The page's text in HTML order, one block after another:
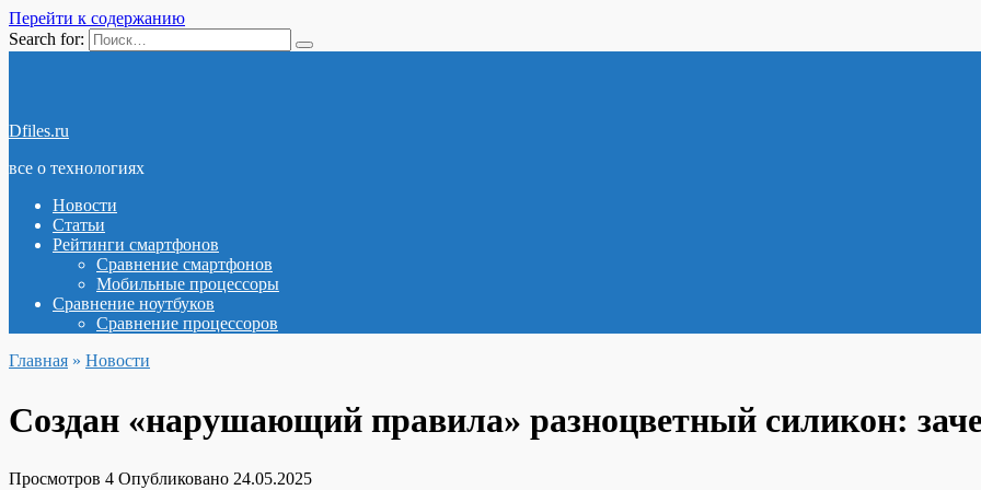
Перейти к содержанию
Search for:
Dfiles.ru
все о технологиях
Новости
Статьи
Рейтинги смартфонов
Сравнение смартфонов
Мобильные процессоры
Сравнение ноутбуков
Сравнение процессоров
Главная » Новости
Создан «нарушающий правила» разноцветный силикон:
Просмотров 4 Опубликовано 24.05.2025